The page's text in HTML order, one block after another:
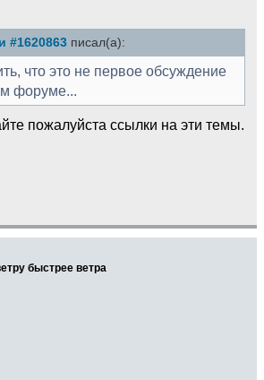
#1620863 писал(а):
что это не первое обсуждение
форуме...
пожалуйста ссылки на эти темы.
быстрее ветра